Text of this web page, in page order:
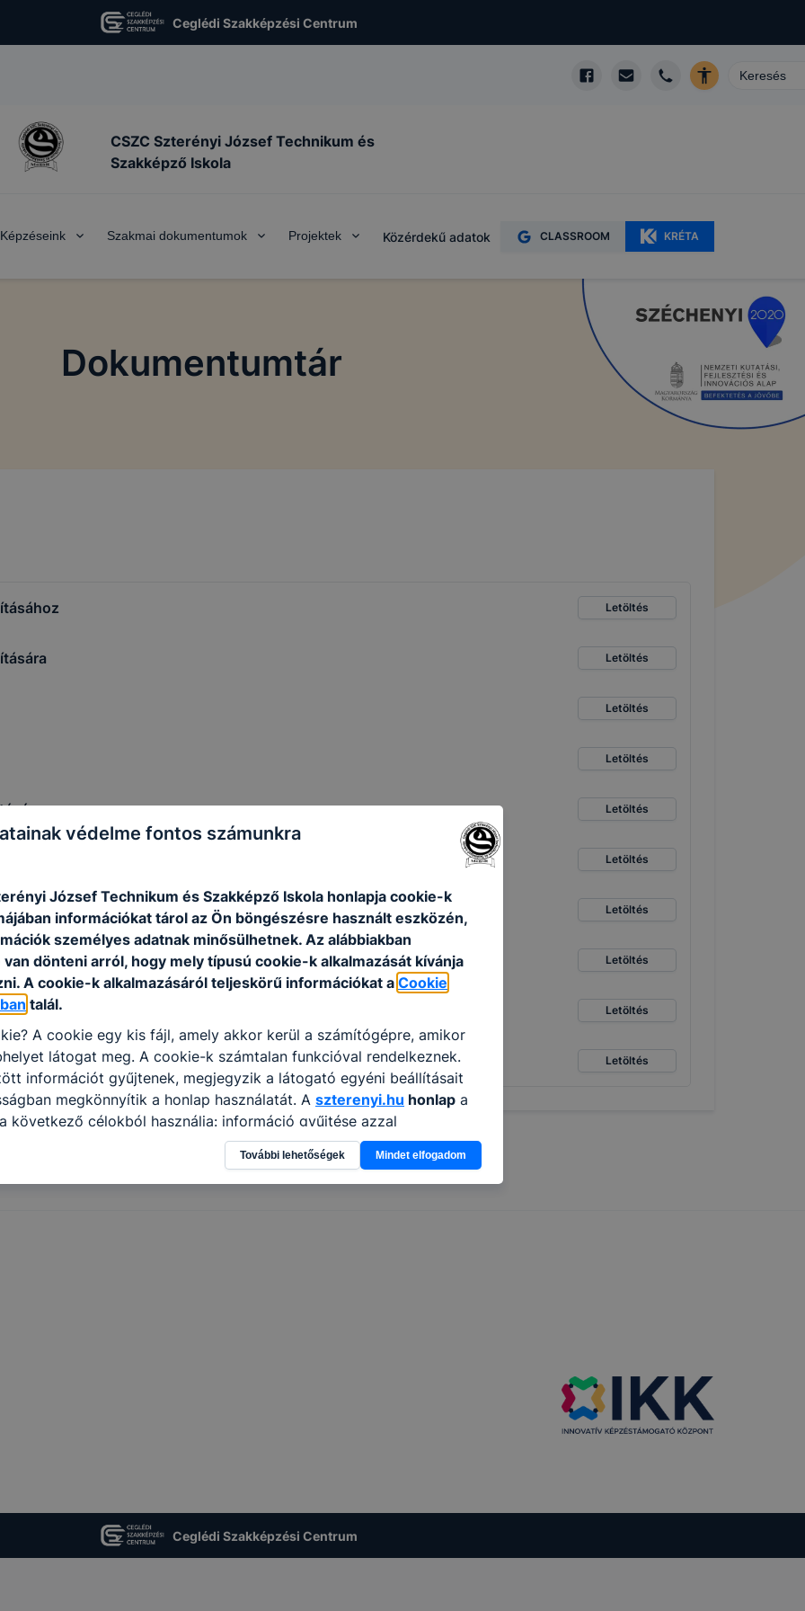
Ceglédi Szakképzési Centrum
CSZC Szterényi József Technikum és
Szakképző Iskola
Képzéseink Szakmai dokumentumok Projektek Közérdekű adatok CLASSROOM KRÉTA
Dokumentumtár
Letöltés
Letöltés
Letöltés
Letöltés
Letöltés
Letöltés
felnőtt Letöltés
oktatásra – felnőtt Letöltés
Letöltés
(érettségi vizsgával rendelkezőknek) Letöltés
Ceglédi Szakképzési Centrum
védelme fontos számunkra
József Technikum és Szakképző Iskola honlapja cookie-k
információkat tárol az Ön böngészésre használt eszközén,
személyes adatnak minősülhetnek. Az alábbiakban
dönteni arról, hogy mely típusú cookie-k alkalmazását kívánja
A cookie-k alkalmazásáról teljeskörű információkat a Cookie
talál.
A cookie egy kis fájl, amely akkor kerül a számítógépre, amikor
látogat meg. A cookie-k számtalan funkcióval rendelkeznek.
információt gyűjtenek, megjegyzik a látogató egyéni beállításait
megkönnyítik a honlap használatát. A szterenyi.hu honlap a
következő célokból használja: információ gyűjtése azzal
hogyan használja Ön a honlapot -annak felmérésével, hogy a
részeit látogatja, vagy használja leginkább, így megtudhatjuk,
Önnek még jobb felhasználói élményt, ha ismét meglátogatja
További lehetőségek Mindet elfogadom